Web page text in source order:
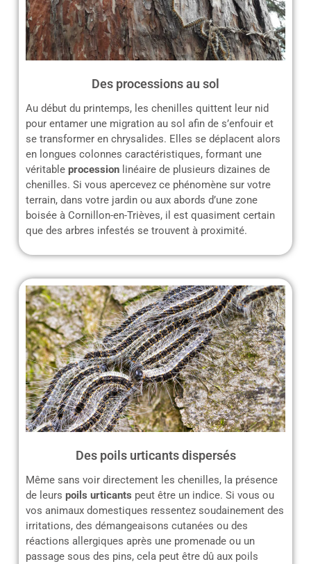
Des processions au sol
Au début du printemps, les chenilles quittent leur nid
pour entamer une migration au sol afin de s’enfouir et
se transformer en chrysalides. Elles se déplacent alors
en longues colonnes caractéristiques, formant une
véritable procession linéaire de plusieurs dizaines de
chenilles. Si vous apercevez ce phénomène sur votre
terrain, dans votre jardin ou aux abords d’une zone
boisée à Cornillon-en-Trièves, il est quasiment certain
que des arbres infestés se trouvent à proximité.
Des poils urticants dispersés
Même sans voir directement les chenilles, la présence
de leurs poils urticants peut être un indice. Si vous ou
vos animaux domestiques ressentez soudainement des
irritations, des démangeaisons cutanées ou des
réactions allergiques après une promenade ou un
passage sous des pins, cela peut être dû aux poils